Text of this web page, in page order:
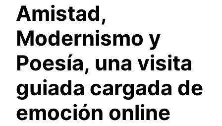
Amistad,
Modernismo y
Poesía, una visita
guiada cargada de
emoción online